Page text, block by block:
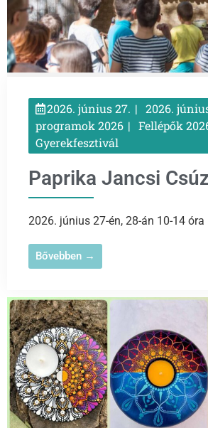
2026. június 27. 2026.
programok 2026
Fellépők
Gyerekfesztivál
Paprika Jancsi
2026. június 27-én, 28-án 10-14
Bővebben →